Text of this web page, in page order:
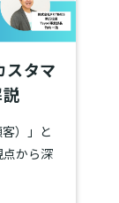
スタマ
）」と
点から深